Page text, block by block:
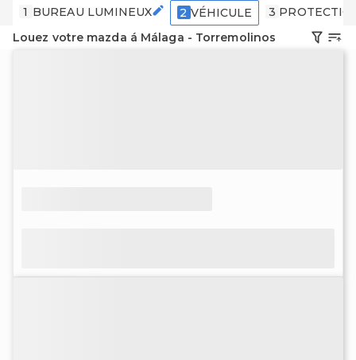
1 BUREAU LUMINEUX 2 VÉHICULE 3
Louez votre mazda á Málaga - Torremolinos